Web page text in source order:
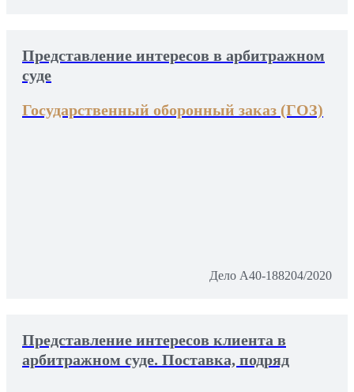
Представление интересов в арбитражном
суде
Государственный оборонный заказ (ГОЗ)
Дело А40-188204/2020
Представление интересов клиента в
арбитражном суде. Поставка, подряд